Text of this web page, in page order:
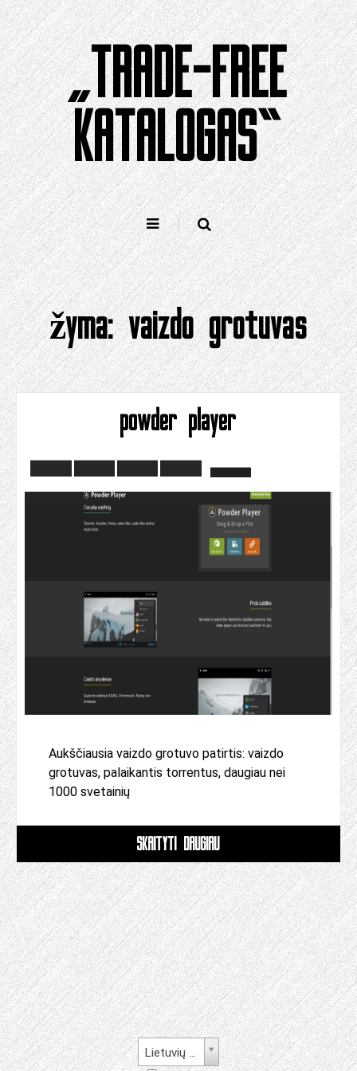
Pereiti
prie
turinio
„TRADE-FREE
KATALOGAS“
žyma:vaizdo grotuvas
powder player
Aukščiausia vaizdo grotuvo patirtis: vaizdo
grotuvas, palaikantis torrentus, daugiau nei
1000 svetainių
SKAITYTI DAUGIAU
Lietuvių kalba